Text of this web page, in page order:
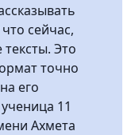
сейчас,
Это
точно
его
11
Ахмета